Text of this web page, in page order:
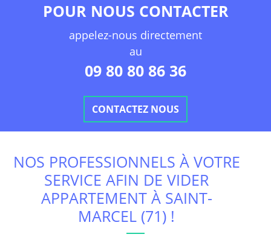
POUR NOUS CONTACTER
appelez-nous directement
au
09 80 80 86 36
CONTACTEZ NOUS
NOS PROFESSIONNELS À VOTRE
SERVICE AFIN DE VIDER
APPARTEMENT À SAINT-
MARCEL (71) !